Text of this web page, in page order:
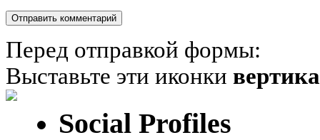
Перед отправкой формы:
Выставьте эти иконки
Social Profiles